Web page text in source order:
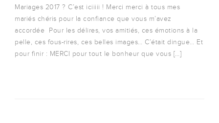
Mariages 2017 ? C’est iciiiii ! Merci merci à tous mes
mariés chéris pour la confiance que vous m’avez
accordée Pour les délires, vos amitiés, ces émotions à la
pelle, ces fous-rires, ces belles images… C’était dingue… Et
pour finir : MERCI pour tout le bonheur que vous […]